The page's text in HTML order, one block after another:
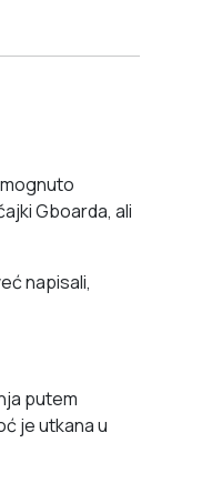
Gboarda, ali
napisali,
putem
je utkana u